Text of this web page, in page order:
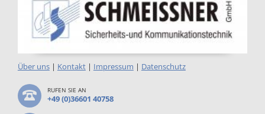
Über uns| Kontakt| Impressum | Datenschutz
RUFEN SIE AN
+49 (0)36601 40758